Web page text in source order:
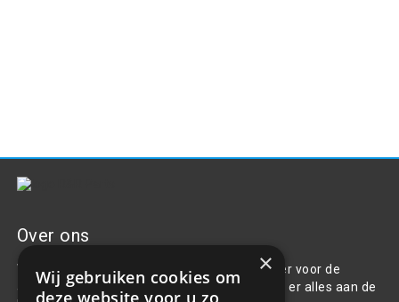
Over ons
Welkom bij R&R Parts Automotive, uw partner voor de
aanschaf van alle auto accessoires. Wij doen er alles aan de
×
Wij gebruiken cookies om
deze website voor u zo